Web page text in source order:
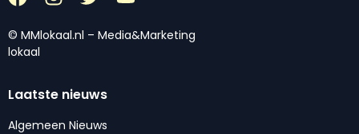
© MMlokaal.nl – Media&Marketing
lokaal
Laatste nieuws
Algemeen Nieuws